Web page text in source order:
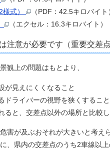
式）
（PDF：42.5キロバイト
（エクセル：16.3キロバイト）
注意が必要です（重要交差
観上の問題はもとより、
が見えにくくなること
ドライバーの視野を狭くすること
ると、交差点以外の場所と比較
害が及ぶおそれが大きいと考え
、県内の交差点のうち2車線以